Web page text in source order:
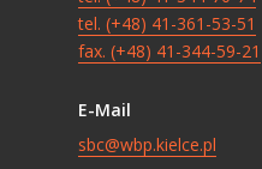
tel. (+48) 41-361-53-51
fax. (+48) 41-344-59-21
E-Mail
sbc@wbp.kielce.pl